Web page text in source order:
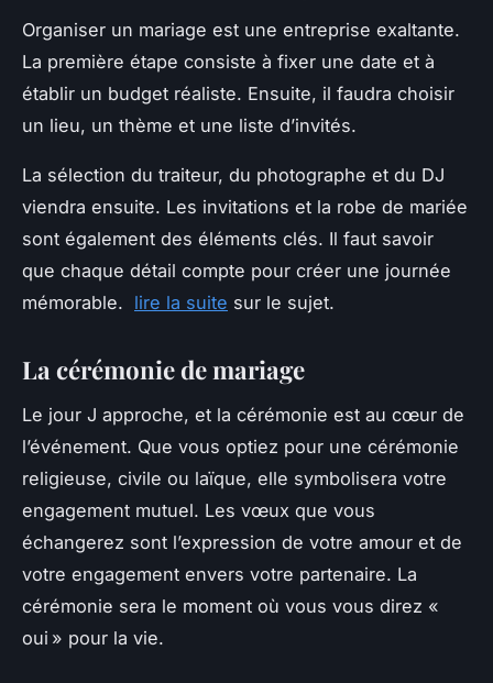
Organiser un mariage est une entreprise exaltante.
La première étape consiste à fixer une date et à
établir un budget réaliste. Ensuite, il faudra choisir
un lieu, un thème et une liste d’invités.
La sélection du traiteur, du photographe et du DJ
viendra ensuite. Les invitations et la robe de mariée
sont également des éléments clés. Il faut savoir
que chaque détail compte pour créer une journée
mémorable. lire la suite sur le sujet.
La cérémonie de mariage
Le jour J approche, et la cérémonie est au cœur de
l’événement. Que vous optiez pour une cérémonie
religieuse, civile ou laïque, elle symbolisera votre
engagement mutuel. Les vœux que vous
échangerez sont l’expression de votre amour et de
votre engagement envers votre partenaire. La
cérémonie sera le moment où vous vous direz «
oui » pour la vie.